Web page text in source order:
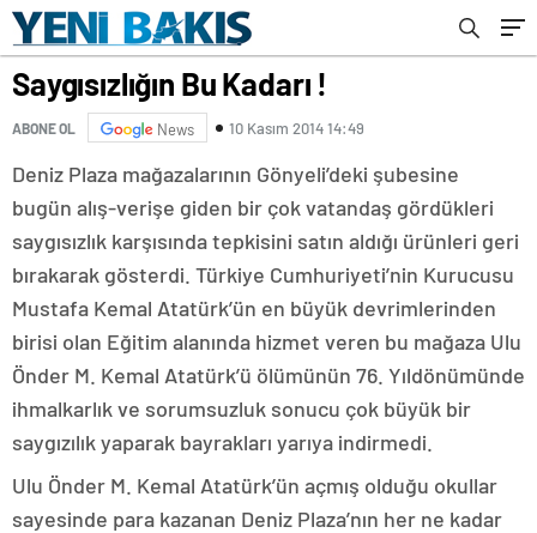
Saygısızlığın Bu Kadarı !
ABONE OL News 10 Kasım 2014 14:49
Deniz Plaza mağazalarının Gönyeli’deki şubesine
bugün alış-verişe giden bir çok vatandaş gördükleri
saygısızlık karşısında tepkisini satın aldığı ürünleri geri
bırakarak gösterdi. Türkiye Cumhuriyeti’nin Kurucusu
Mustafa Kemal Atatürk’ün en büyük devrimlerinden
birisi olan Eğitim alanında hizmet veren bu mağaza Ulu
Önder M. Kemal Atatürk’ü ölümünün 76. Yıldönümünde
ihmalkarlık ve sorumsuzluk sonucu çok büyük bir
saygızılık yaparak bayrakları yarıya indirmedi.
Ulu Önder M. Kemal Atatürk’ün açmış olduğu okullar
sayesinde para kazanan Deniz Plaza’nın her ne kadar